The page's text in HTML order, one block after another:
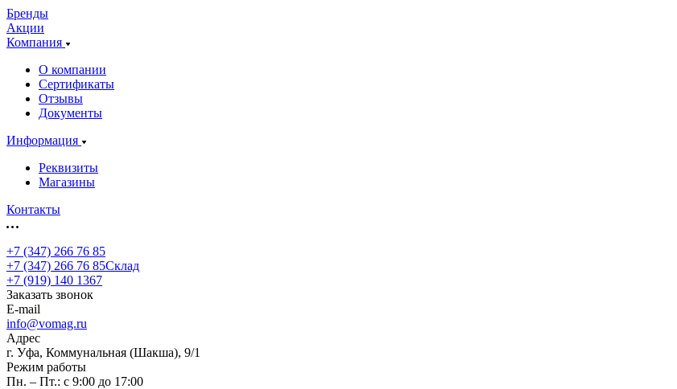
Бренды
Акции
Компания
О компании
Сертификаты
Отзывы
Документы
Информация
Реквизиты
Магазины
Контакты
+7 (347) 266 76 85
+7 (347) 266 76 85Склад
+7 (919) 140 1367
Заказать звонок
E-mail
info@vomag.ru
Адрес
г. Уфа, Коммунальная (Шакша), 9/1
Режим работы
Пн. – Пт.: с 9:00 до 17:00